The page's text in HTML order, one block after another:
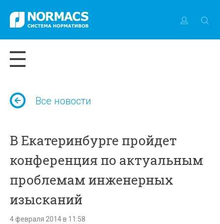
Все новости
В Екатеринбурге пройдет
конференция по актуальным
проблемам инженерных
изысканий
4 февраля 2014 в 11:58